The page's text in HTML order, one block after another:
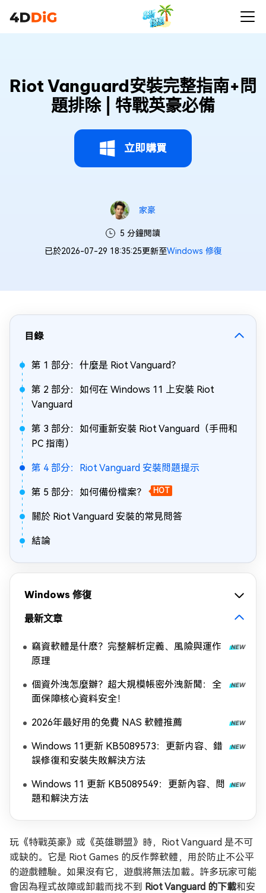
Riot Vanguard安裝完整指南+問
題排除 | 特戰英豪必備
立即購買
家豪
5 分鐘閱讀
已於2026-07-29 18:35:25更新至Windows 修復
目錄
第 1 部分：什麼是 Riot Vanguard？
第 2 部分：如何在 Windows 11 上安裝 Riot
Vanguard
第 3 部分：如何重新安裝 Riot Vanguard（手冊和
PC 指南）
第 4 部分：Riot Vanguard 安裝問題提示
第 5 部分：如何備份檔案？ HOT
關於 Riot Vanguard 安裝的常見問答
結論
Windows 修復
最新文章
竊資軟體是什麽？完整解析定義、風險與運作
原理
個資外洩怎麼辦？超大規模帳密外洩新聞：全
面保障核心資料安全！
2026年最好用的免費 NAS 軟體推薦
Windows 11更新 KB5089573：更新内容、錯
誤修復和安裝失敗解決方法
Windows 11 更新 KB5089549：更新內容、問
題和解決方法
玩《特戰英豪》或《英雄聯盟》時，Riot Vanguard 是不可
或缺的。它是 Riot Games 的反作弊軟體，用於防止不公平
的遊戲體驗。如果沒有它，遊戲將無法加載。許多玩家可能
會因為程式故障或卸載而找不到 Riot Vanguard 的下載和安